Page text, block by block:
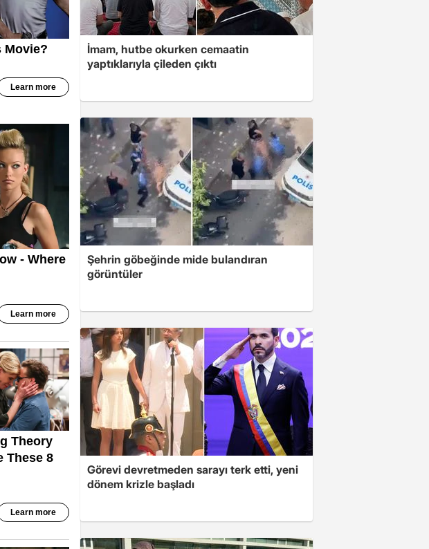
İmam, hutbe okurken cemaatin
yaptıklarıyla çileden çıktı
Şehrin göbeğinde mide bulandıran
görüntüler
Görevi devretmeden sarayı terk etti, yeni
dönem krizle başladı